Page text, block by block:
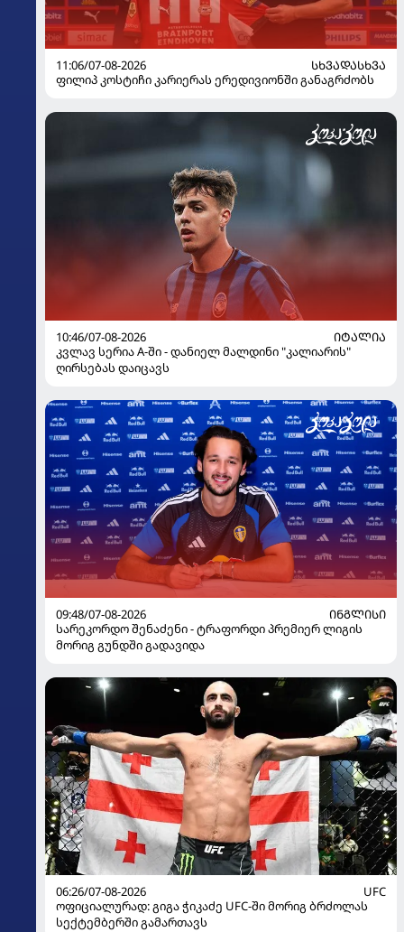
11:06/07-08-2026
ᲡᲮᲕᲐᲓᲐᲡᲮᲕᲐ
ფილიპ კოსტიჩი კარიერას ერედივიონში განაგრძობს
10:46/07-08-2026
ᲘᲢᲐᲚᲘᲐ
კვლავ სერია A-ში - დანიელ მალდინი "კალიარის"
ღირსებას დაიცავს
09:48/07-08-2026
ᲘᲜᲒᲚᲘᲡᲘ
სარეკორდო შენაძენი - ტრაფორდი პრემიერ ლიგის
მორიგ გუნდში გადავიდა
06:26/07-08-2026
UFC
ოფიციალურად: გიგა ჭიკაძე UFC-ში მორიგ ბრძოლას
სექტემბერში გამართავს